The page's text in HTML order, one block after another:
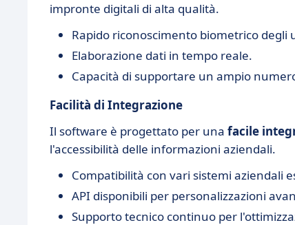
impronte digitali di alta qualità.
Rapido riconoscimento biometrico degli
Elaborazione dati in tempo reale.
Capacità di supportare un ampio
Facilità di Integrazione
Il software è progettato per una facile
l'accessibilità delle informazioni aziendali.
Compatibilità con vari sistemi aziendali
API disponibili per personalizzazioni
Supporto tecnico continuo per